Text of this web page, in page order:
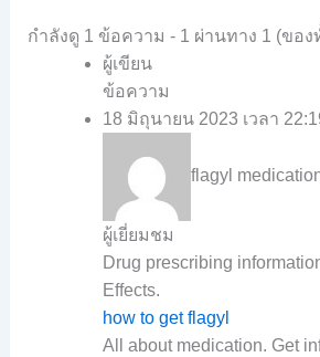
กำลังดู 1 ข้อความ - 1 ผ่านทาง 1 (ขอ
ผู้เขียน
ข้อความ
18 มิถุนายน 2023 เวลา
flagyl
ผู้เยี่ยมชม
Drug prescribing
Effects.
how to get flagyl
All about medication. Get